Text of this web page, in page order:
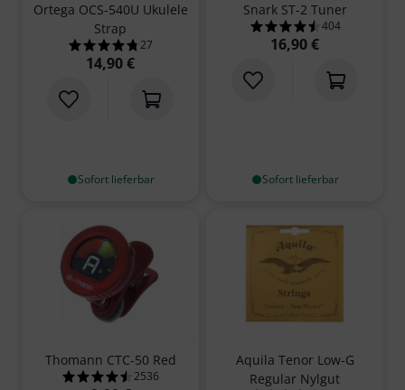
Ortega OCS-540U Ukulele
Strap
4.7 von 5 Sternen aus 27 Kundenbewertungen
27
14,90 €
Sofort lieferbar
Snark ST-2 Tuner
4.5 von 5
404
16,90 €
Sofort lieferbar
Thomann CTC-50 Red
4.5 von 5 Sternen aus 2536 Kundenbewertungen
2536
Aquila Tenor Low-G
Regular Nylgut